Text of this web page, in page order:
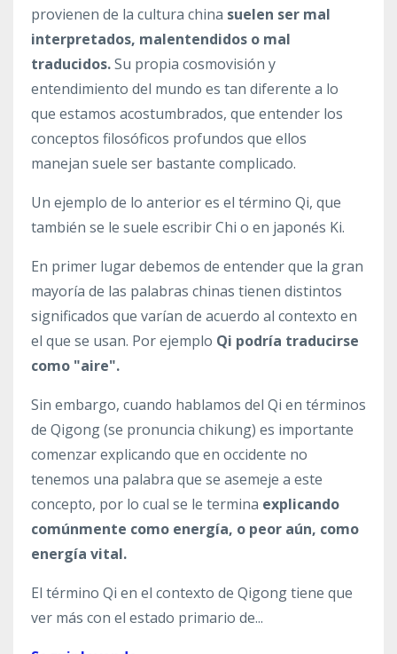
provienen de la cultura china suelen ser mal
interpretados, malentendidos o mal
traducidos.Su propia cosmovisión y
entendimiento del mundo es tan diferente a lo
que estamos acostumbrados, que entender los
conceptos filosóficos profundos que ellos
manejan suele ser bastante complicado.
Un ejemplo de lo anterior es el término Qi, que
también se le suele escribir Chi o en japonés Ki.
En primer lugar debemos de entender que la gran
mayoría de las palabras chinas tienen distintos
significados que varían de acuerdo al contexto en
el que se usan. Por ejemplo Qi podría traducirse
como "aire".
Sin embargo, cuando hablamos del Qi en términos
de Qigong (se pronuncia chikung) es importante
comenzar explicando que en occidente no
tenemos una palabra que se asemeje a este
concepto, por lo cual se le termina explicando
comúnmente como energía, o peor aún, como
energía vital.
El término Qi en el contexto de Qigong tiene que
ver más con el estado primario de...